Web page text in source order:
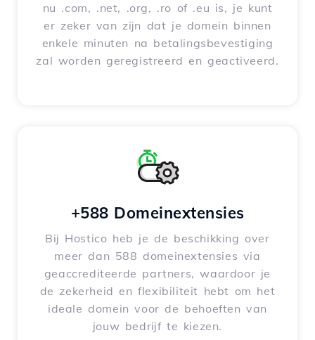
nu .com, .net, .org, .ro of .eu is, je kunt
er zeker van zijn dat je domein binnen
enkele minuten na betalingsbevestiging
zal worden geregistreerd en geactiveerd.
+588 Domeinextensies
Bij Hostico heb je de beschikking over
meer dan 588 domeinextensies via
geaccrediteerde partners, waardoor je
de zekerheid en flexibiliteit hebt om het
ideale domein voor de behoeften van
jouw bedrijf te kiezen.